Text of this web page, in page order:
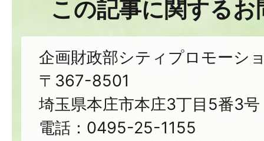
この記事に関する
企画財政部シティプロモーシ
〒367-8501
埼玉県本庄市本庄3丁目5番3号
電話：0495-25-1155